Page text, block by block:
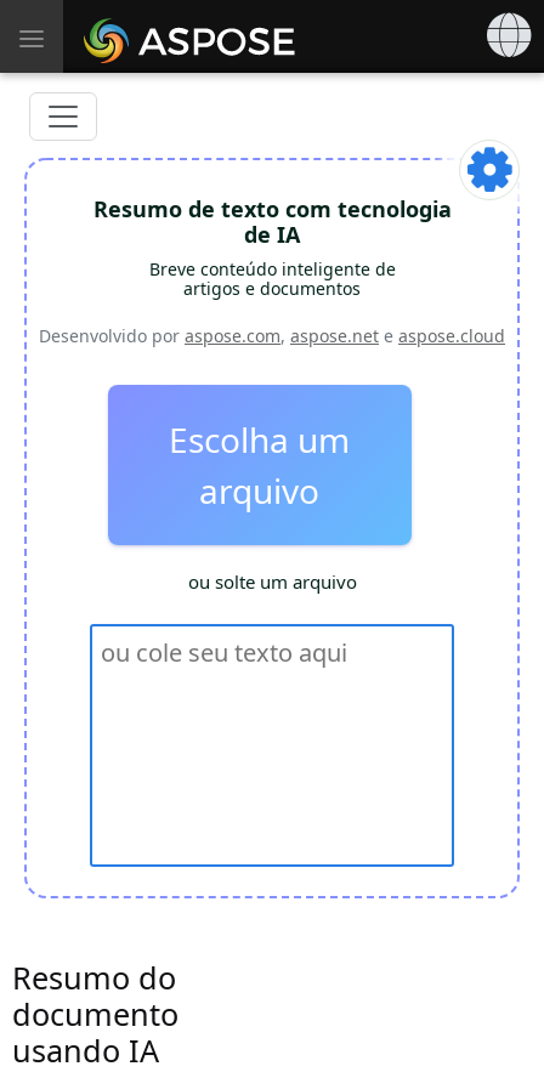
Toggle
navigation
Resumo de texto com tecnologia
de IA
Breve conteúdo inteligente de
artigos e documentos
Desenvolvido por aspose.com, aspose.net e aspose.cloud
Escolha um
arquivo
ou solte um arquivo
Resumo do
documento
usando IA